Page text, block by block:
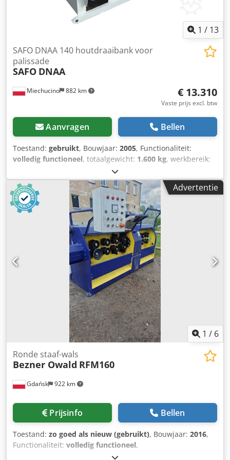
1 / 13
Miechucino 882 km
SAFO DNAA 140 houtdraaibank voor
palissade
SAFO DNAA
€ 13.310
Vaste prijs excl. btw
Aanvragen Bellen
Toestand: gebruikt, Bouwjaar: 2005, Functionaliteit:
volledig functioneel, totaalgewicht: 1.600 kg, werkbereik:
, type ingangsstroom:
400 V, - Poolse productie - productiejaar 2005 Dedpfx Apsv
N Ebaomjck - DTR, CE TECHNISCHE GEGEVENS: - bereik van
diameters van bewerkte pennen: 40-140 mm - max.
diameter van invoermateriaal: 200mm - min. lengte van
invoermateriaal: 600mm - max. bewerkingstoeslag per
zijde: 30 mm - snijkop aandrijfmotor: 18,5 kW -
vooruit/achteruit feed - voedingsmotor: 1,5 kW - 3 getande
trekrollen - kop: 4-mes - 3 soepele trekkende uitvoerrollen -
afmetingen lengte/breedte/hoogte: 2630x1240x1400mm -
Advertentie
1 / 6
Gdańsk 922 km
Ronde staaf-wals
Bezner Owald RFM160
Prijsinfo Bellen
Toestand: zo goed als nieuw (gebruikt), Bouwjaar: 2016,
Functionaliteit: volledig functioneel,
19115035